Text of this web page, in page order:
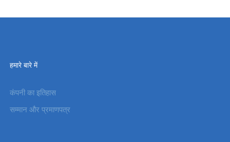
हमारे बारे में
कंपनी का इतिहास
सम्मान और प्रमाणपत्र